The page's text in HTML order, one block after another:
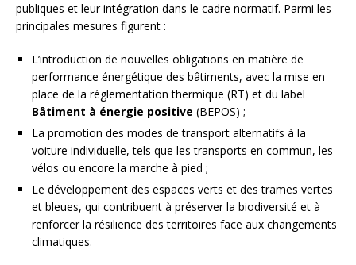
publiques et leur intégration dans le cadre normatif. Parmi les
principales mesures figurent :
L’introduction de nouvelles obligations en matière de
performance énergétique des bâtiments, avec la mise en
place de la réglementation thermique (RT) et du label
Bâtiment à énergie positive (BEPOS) ;
La promotion des modes de transport alternatifs à la
voiture individuelle, tels que les transports en commun, les
vélos ou encore la marche à pied ;
Le développement des espaces verts et des trames vertes
et bleues, qui contribuent à préserver la biodiversité et à
renforcer la résilience des territoires face aux changements
climatiques.